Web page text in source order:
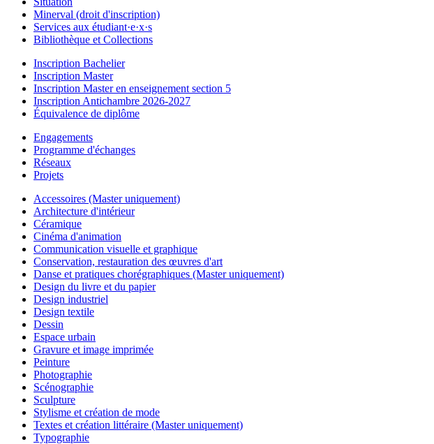
Minerval (droit d'inscription)
Services aux étudiant·e·x·s
Bibliothèque et Collections
Inscription Bachelier
Inscription Master
Inscription Master en enseignement section 5
Inscription Antichambre 2026-2027
Équivalence de diplôme
Engagements
Programme d'échanges
Réseaux
Projets
Accessoires (Master uniquement)
Architecture d'intérieur
Céramique
Cinéma d'animation
Communication visuelle et graphique
Conservation, restauration des œuvres d'art
Danse et pratiques chorégraphiques (Master uniquement)
Design du livre et du papier
Design industriel
Design textile
Dessin
Espace urbain
Gravure et image imprimée
Peinture
Photographie
Scénographie
Sculpture
Stylisme et création de mode
Textes et création littéraire (Master uniquement)
Typographie